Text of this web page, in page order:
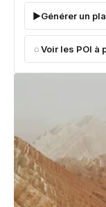
Générer un
Voir les POI à